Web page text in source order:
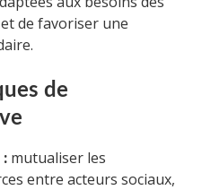
de favoriser une
de
mutualiser les
entre acteurs sociaux,